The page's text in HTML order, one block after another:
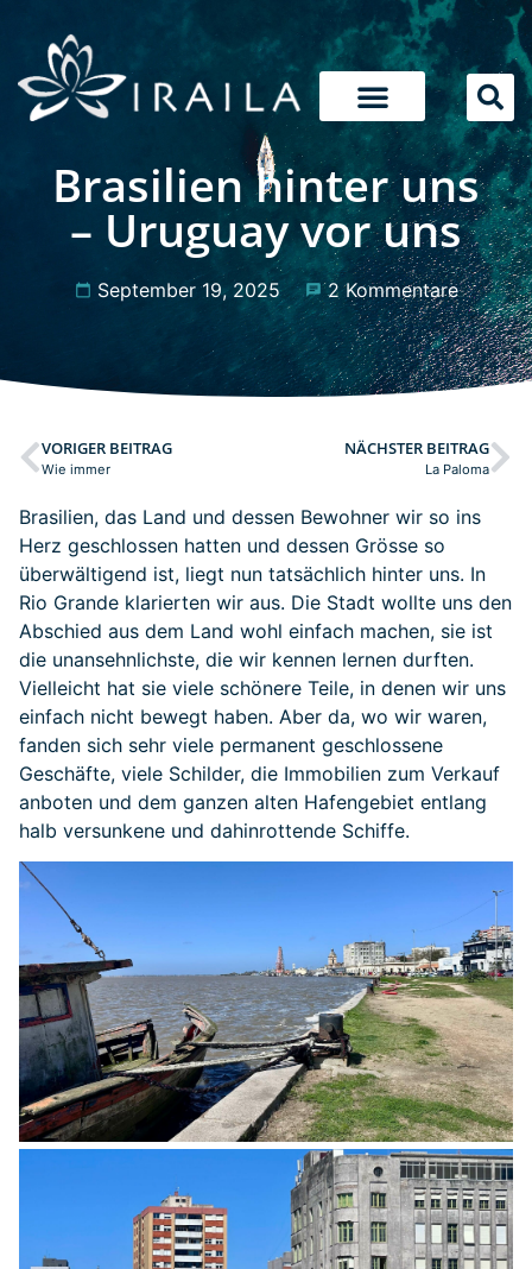
Brasilien hinter uns
– Uruguay vor uns
September 19, 2025 2 Kommentare
VORIGER BEITRAG
Wie immer
NÄCHSTER BEITRAG
La Paloma
Brasilien, das Land und dessen Bewohner wir so ins
Herz geschlossen hatten und dessen Grösse so
überwältigend ist, liegt nun tatsächlich hinter uns. In
Rio Grande klarierten wir aus. Die Stadt wollte uns den
Abschied aus dem Land wohl einfach machen, sie ist
die unansehnlichste, die wir kennen lernen durften.
Vielleicht hat sie viele schönere Teile, in denen wir uns
einfach nicht bewegt haben. Aber da, wo wir waren,
fanden sich sehr viele permanent geschlossene
Geschäfte, viele Schilder, die Immobilien zum Verkauf
anboten und dem ganzen alten Hafengebiet entlang
halb versunkene und dahinrottende Schiffe.